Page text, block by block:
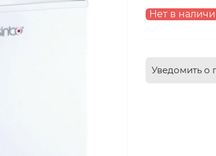
Нет в
Уведомить о